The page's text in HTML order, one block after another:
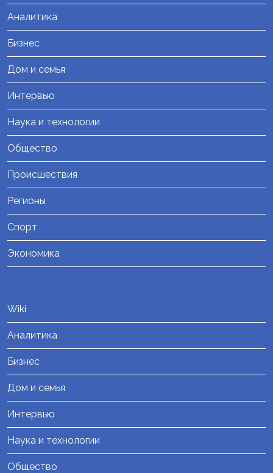
Аналитика
Бизнес
Дом и семья
Интервью
Наука и технологии
Общество
Происшествия
Регионы
Спорт
Экономика
Wiki
Аналитика
Бизнес
Дом и семья
Интервью
Наука и технологии
Общество